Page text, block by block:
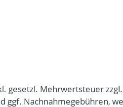
gesetzl. Mehrwertsteuer zzgl.
ggf. Nachnahmegebühren,